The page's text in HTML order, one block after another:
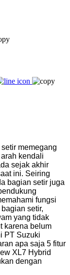
memegang
kendali
sejak akhir
ini. Seiring
bagian setir juga
fungsi
setir,
yang tidak
karena belum
PT Suzuki
apa saja 5 fitur
XL7 Hybrid
dengan